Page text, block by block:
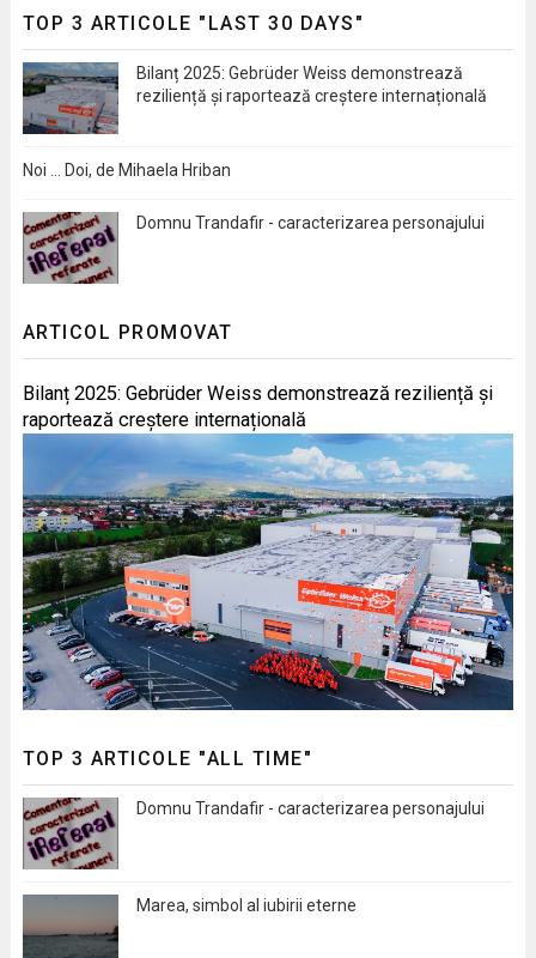
TOP 3 ARTICOLE "LAST 30 DAYS"
Bilanț 2025: Gebrüder Weiss demonstrează
reziliență și raportează creștere internațională
Noi … Doi, de Mihaela Hriban
Domnu Trandafir - caracterizarea personajului
ARTICOL PROMOVAT
Bilanț 2025: Gebrüder Weiss demonstrează reziliență și
raportează creștere internațională
TOP 3 ARTICOLE "ALL TIME"
Domnu Trandafir - caracterizarea personajului
Marea, simbol al iubirii eterne